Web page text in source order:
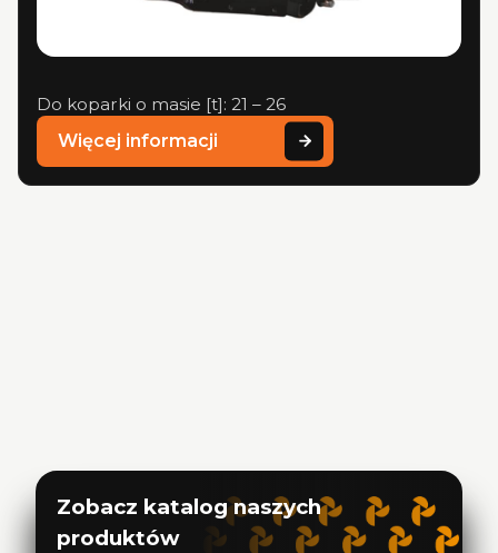
Do koparki o masie [t]: 21 – 26
Więcej informacji
Zobacz katalog naszych
produktów